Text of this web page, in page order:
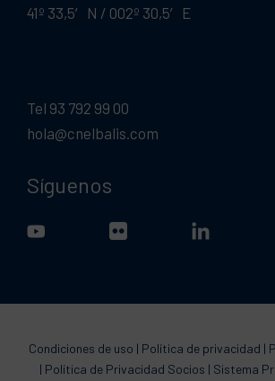
41º 33,5′ N / 002º 30,5′ E
Tel 93 792 99 00
hola@cnelbalis.com
Síguenos
Condiciones de uso | Política de privacidad |
| Política de Privacidad Socios | Sistema